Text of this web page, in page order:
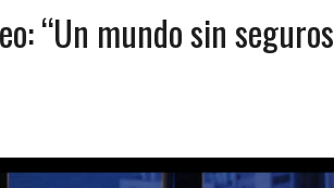
“Un mundo sin seguros